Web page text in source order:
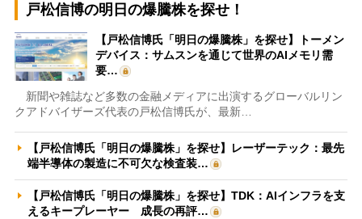
戸松信博の明日の爆騰株を探せ！
【戸松信博氏「明日の爆騰株」を探せ】トーメン
デバイス：サムスンを通じて世界のAIメモリ需
要…
新聞や雑誌など多数の金融メディアに出演するグローバルリン
クアドバイザーズ代表の戸松信博氏が、最新…
【戸松信博氏「明日の爆騰株」を探せ】レーザーテック：最先
端半導体の製造に不可欠な検査装…
【戸松信博氏「明日の爆騰株」を探せ】TDK：AIインフラを支
えるキープレーヤー 成長の再評…